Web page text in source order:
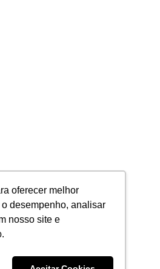
oferecer melhor
desempenho, analisar
nosso site e